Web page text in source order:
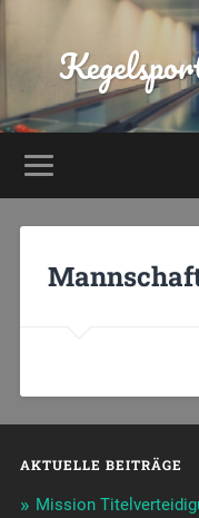
AKTUELLE BEITRÄGE
Mission